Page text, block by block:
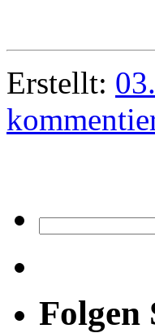
Erstellt:
Folgen